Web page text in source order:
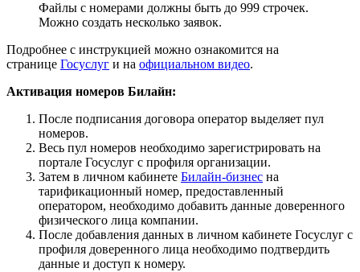
Файлы с номерами должны быть до 999 строчек.
Можно создать несколько заявок.
Подробнее с инструкцией можно ознакомится на
странице Госуслуг и на официальном видео.
Активация номеров Билайн:
После подписания договора оператор выделяет пул
номеров.
Весь пул номеров необходимо зарегистрировать на
портале Госуслуг с профиля организации.
Затем в личном кабинете Билайн-бизнес на
тарификационный номер, предоставленный
оператором, необходимо добавить данные доверенного
физического лица компании.
После добавления данных в личном кабинете Госуслуг с
профиля доверенного лица необходимо подтвердить
данные и доступ к номеру.